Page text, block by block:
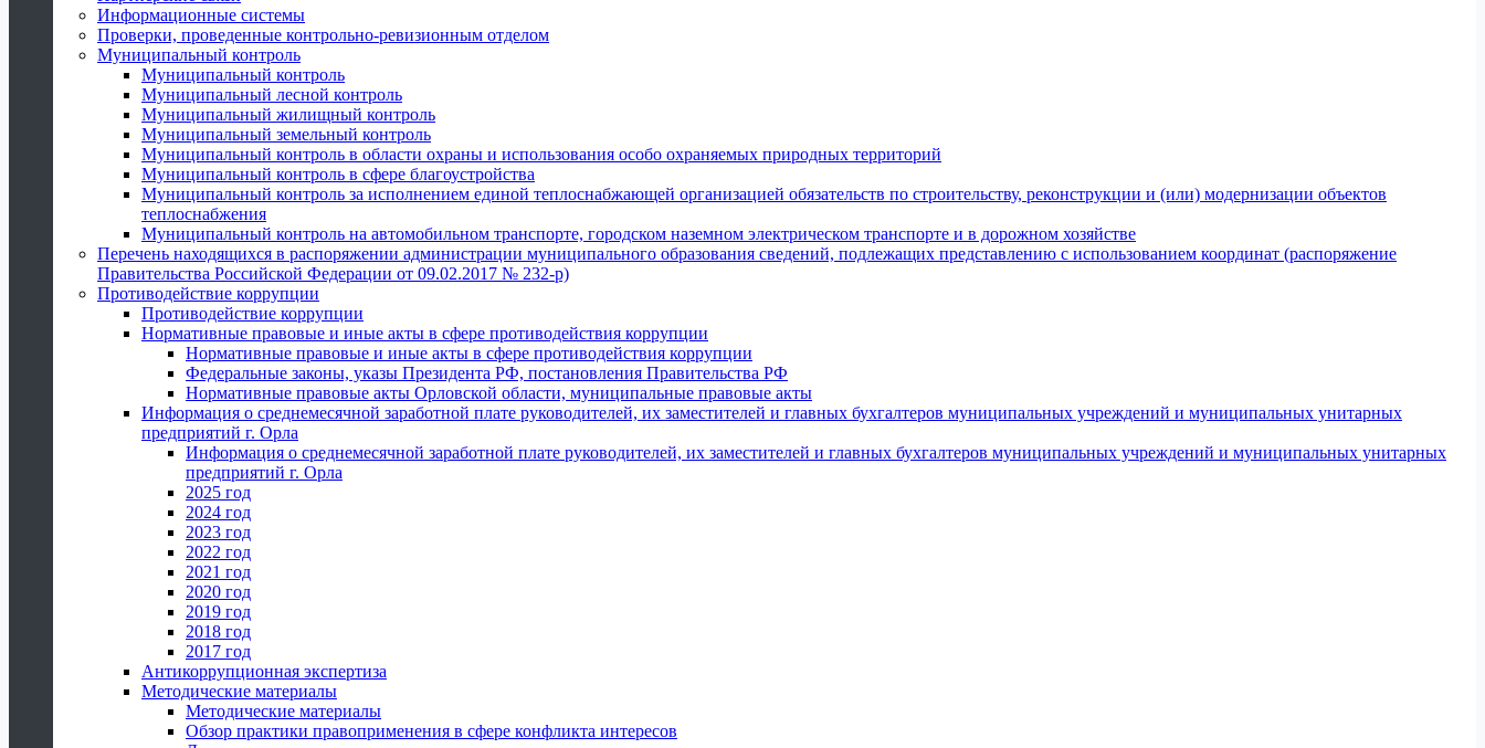
Информационные системы
Проверки, проведенные контрольно-ревизионным отделом
Муниципальный контроль
Муниципальный контроль
Муниципальный лесной контроль
Муниципальный жилищный контроль
Муниципальный земельный контроль
Муниципальный контроль в области охраны и использования особо охраняемых природных территорий
Муниципальный контроль в сфере благоустройства
Муниципальный контроль за исполнением единой теплоснабжающей организацией обязательств по строительству, реконструкции и (или) модернизации объектов
теплоснабжения
Муниципальный контроль на автомобильном транспорте, городском наземном электрическом транспорте и в дорожном хозяйстве
Перечень находящихся в распоряжении администрации муниципального образования сведений, подлежащих представлению с использованием координат (распоряжение
Правительства Российской Федерации от 09.02.2017 № 232-р)
Противодействие коррупции
Противодействие коррупции
Нормативные правовые и иные акты в сфере противодействия коррупции
Нормативные правовые и иные акты в сфере противодействия коррупции
Федеральные законы, указы Президента РФ, постановления Правительства РФ
Нормативные правовые акты Орловской области, муниципальные правовые акты
Информация о среднемесячной заработной плате руководителей, их заместителей и главных бухгалтеров муниципальных учреждений и муниципальных унитарных
предприятий г. Орла
Информация о среднемесячной заработной плате руководителей, их заместителей и главных бухгалтеров муниципальных учреждений и муниципальных унитарных
предприятий г. Орла
2025 год
2024 год
2023 год
2022 год
2021 год
2020 год
2019 год
2018 год
2017 год
Антикоррупционная экспертиза
Методические материалы
Методические материалы
Обзор практики правоприменения в сфере конфликта интересов